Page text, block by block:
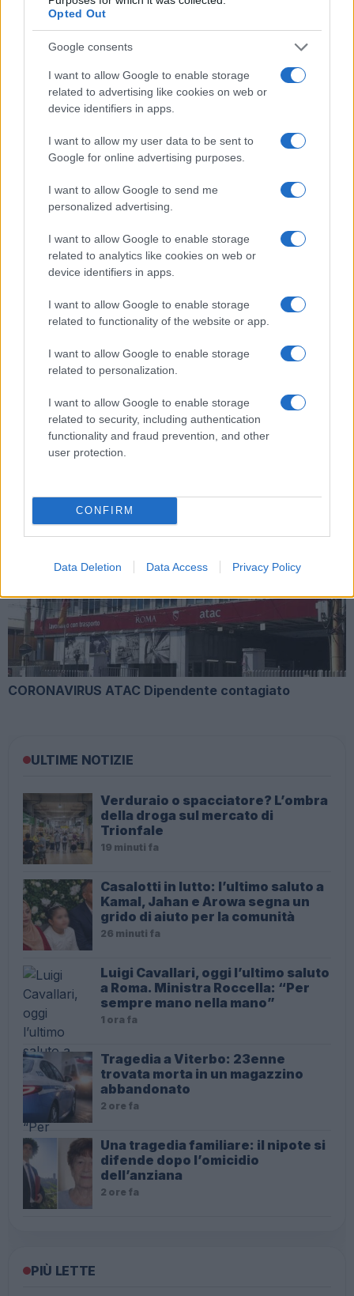
Opted Out
Google consents
I want to allow Google to enable storage
related to advertising like cookies on web or
device identifiers in apps.
I want to allow my user data to be sent to
Google for online advertising purposes.
I want to allow Google to send me
personalized advertising.
I want to allow Google to enable storage
related to analytics like cookies on web or
device identifiers in apps.
I want to allow Google to enable storage
related to functionality of the website or app.
I want to allow Google to enable storage
related to personalization.
I want to allow Google to enable storage
related to security, including authentication
functionality and fraud prevention, and other
user protection.
CONFIRM
Data Deletion Data Access Privacy Policy
INTANTO TRUFFA AI DANNI DEL CANTANTE
JOVANOTTI
Precedente
“Ho chiamato i
miei avvocati”
Successiva
La famiglia di Luca:
“Chiediamo
giustizia”
Migranti Rieti
ARTICOLI CORRELATI
Ocean Viking sbarcherà a Porto Empedocle,
Zingaretti: “Finalmente!”
“Festeggiamo con lo champagne in mano”
CORONAVIRUS ATAC Dipendente contagiato
ULTIME NOTIZIE
Verduraio o spacciatore? L’ombra
della droga sul mercato di
Trionfale
19 minuti fa
Casalotti in lutto: l’ultimo saluto a
Kamal, Jahan e Arowa segna un
grido di aiuto per la comunità
26 minuti fa
Luigi Cavallari, oggi l’ultimo saluto
a Roma. Ministra Roccella: “Per
sempre mano nella mano”
1 ora fa
Tragedia a Viterbo: 23enne
trovata morta in un magazzino
abbandonato
2 ore fa
Una tragedia familiare: il nipote si
difende dopo l’omicidio
dell’anziana
2 ore fa
PIÙ LETTE